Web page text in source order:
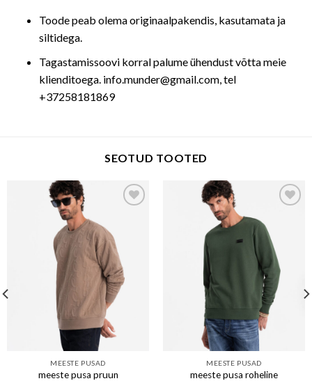
Toode peab olema originaalpakendis, kasutamata ja
siltidega.
Tagastamissoovi korral palume ühendust võtta meie
klienditoega. info.munder@gmail.com, tel
+37258181869
SEOTUD TOOTED
Add to wishlist
MEESTE PUSAD
meeste pusa pruun
Add to wishlist
MEESTE PUSAD
meeste pusa roheline